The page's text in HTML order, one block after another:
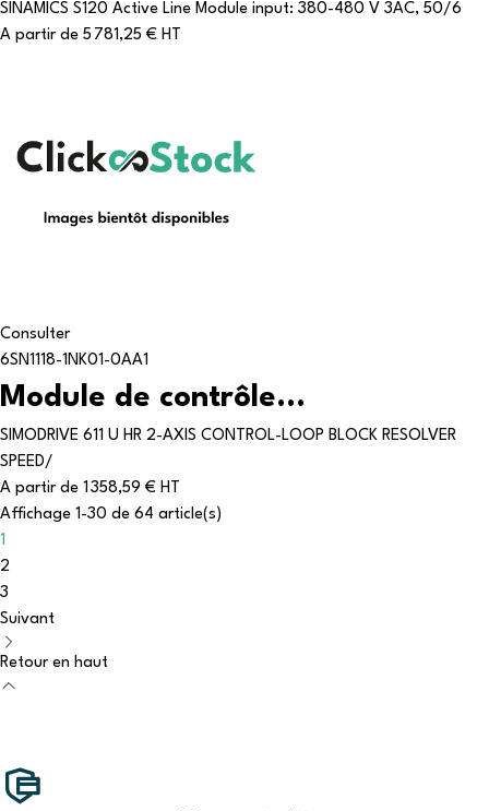
SINAMICS S120 Active Line Module input: 380-480 V 3AC, 50/6
A partir de 5 781,25 € HT
Consulter
6SN1118-1NK01-0AA1
Module de contrôle...
SIMODRIVE 611 U HR 2-AXIS CONTROL-LOOP BLOCK RESOLVER
SPEED/
A partir de 1 358,59 € HT
Affichage 1-30 de 64 article(s)
1
2
3
Suivant
Retour en haut